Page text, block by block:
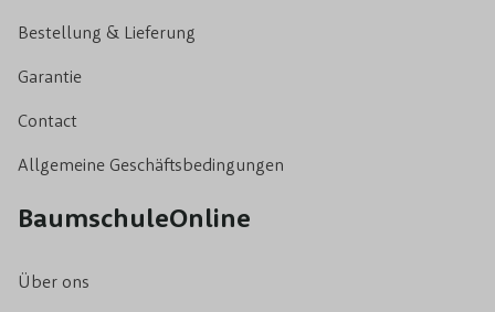
Bestellung & Lieferung
Garantie
Contact
Allgemeine Geschäftsbedingungen
BaumschuleOnline
Über ons